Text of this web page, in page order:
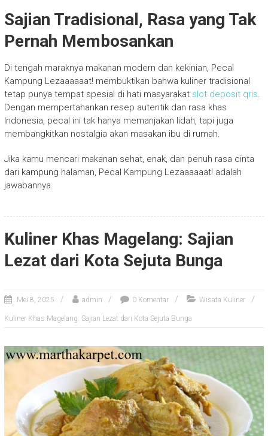
Sajian Tradisional, Rasa yang Tak
Pernah Membosankan
Di tengah maraknya makanan modern dan kekinian, Pecal
Kampung Lezaaaaaat! membuktikan bahwa kuliner tradisional
tetap punya tempat spesial di hati masyarakat slot deposit qris.
Dengan mempertahankan resep autentik dan rasa khas
Indonesia, pecal ini tak hanya memanjakan lidah, tapi juga
membangkitkan nostalgia akan masakan ibu di rumah.
Jika kamu mencari makanan sehat, enak, dan penuh rasa cinta
dari kampung halaman, Pecal Kampung Lezaaaaaat! adalah
jawabannya.
Kuliner Khas Magelang: Sajian
Lezat dari Kota Sejuta Bunga
Mei 8, 2025 admin 0 Komentar Wisata Kuliner
Kuliner Khas Magelang: Sajian Lezat dari Kota Sejuta Bunga